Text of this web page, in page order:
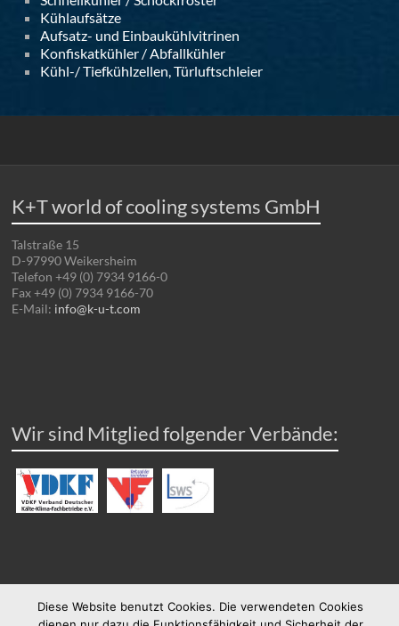
Kühlaufsätze
Aufsatz- und Einbaukühlvitrinen
Konfiskatkühler / Abfallkühler
Kühl-/ Tiefkühlzellen, Türluftschleier
K+T world of cooling systems GmbH
Talstraße 15
D-97990 Weikersheim
Telefon +49 (0) 7934 9166-0
Fax +49 (0) 7934 9166-70
E-Mail: info@k-u-t.com
Wir sind Mitglied folgender Verbände:
Diese Website benutzt Cookies. Die verwendeten Cookies